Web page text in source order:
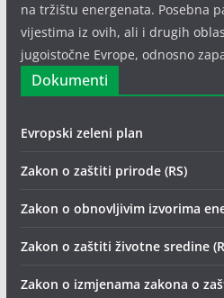
na tržištu energenata. Posebna
vijestima iz ovih, ali i drugih
jugoistočne Evrope, odnosno
Dokumenti
Evropski zeleni plan
Zakon o zaštiti prirode (RS)
Zakon o obnovljivim izvorima
Zakon o zaštiti životne sredine
Zakon o izmjenama zakona o